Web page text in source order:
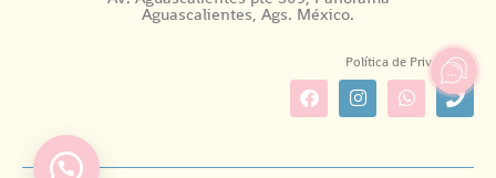
Aguascalientes, Ags. México.
Política de Privacidad.